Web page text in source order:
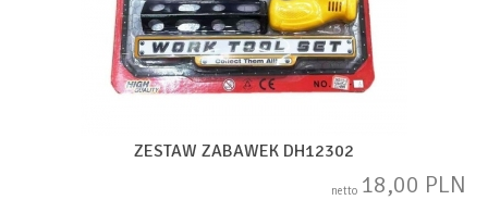
ZESTAW ZABAWEK DH12302
netto 18,00 PLN